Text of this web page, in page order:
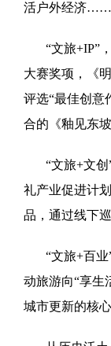
活户外经济……
“文旅+IP”
大赛奖项，《
评选“最佳创意
合的《釉见东
“文旅+文
礼产业促进计
品，通过线下
“文旅+百
动旅游向“享生
城市更新的核心